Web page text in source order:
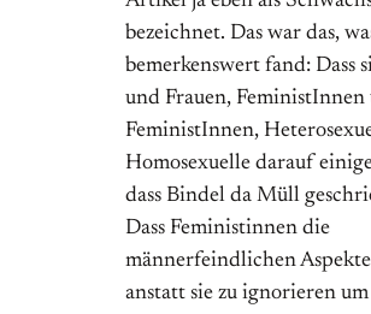
bezeichnet. Das war das,
bemerkenswert fand: Dass
und Frauen,
FeministInnen,
Homosexuelle darauf
dass Bindel da Müll
Dass Feministinnen die
männerfeindlichen
anstatt sie zu ignorieren